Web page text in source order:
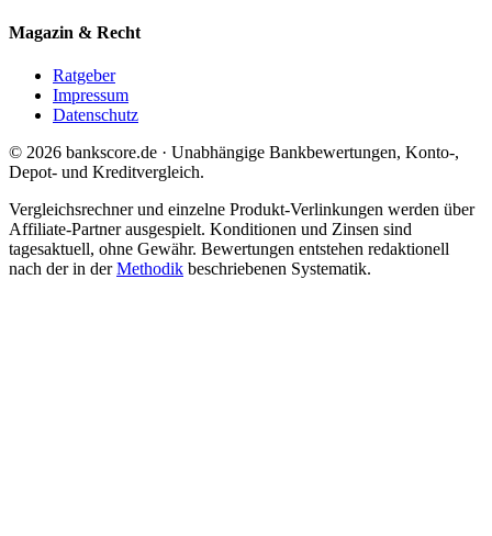
Magazin & Recht
Ratgeber
Impressum
Datenschutz
© 2026 bankscore.de · Unabhängige Bankbewertungen, Konto-,
Depot- und Kreditvergleich.
Vergleichsrechner und einzelne Produkt-Verlinkungen werden über
Affiliate-Partner ausgespielt. Konditionen und Zinsen sind
tagesaktuell, ohne Gewähr. Bewertungen entstehen redaktionell
nach der in derMethodik beschriebenen Systematik.